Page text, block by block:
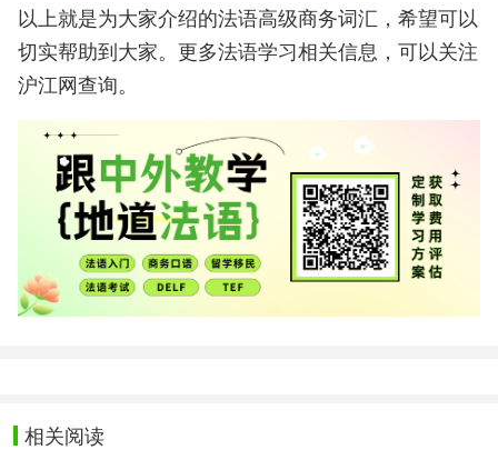
以上就是为大家介绍的法语高级商务词汇，希望可以
切实帮助到大家。更多法语学习相关信息，可以关注
沪江网查询。
相关阅读